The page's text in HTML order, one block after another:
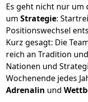
Es geht nicht nur um
um Strategie:
Positionswechsel
Kurz gesagt: Die
reich an Tradition
Nationen und
Wochenende jedes
Adrenalin und